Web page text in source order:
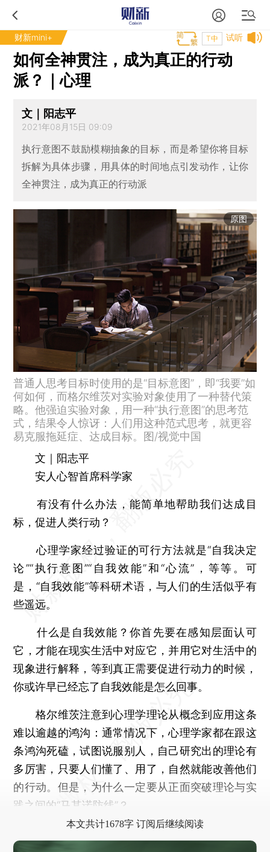
财新mini+ 试听
T中
如何全神贯注，成为真正的行动
派？｜心理
文｜阳志平
2021年08月15日 09:09
执行意图不鼓励模糊抽象的目标，而是希望你将目标
拆解为具体步骤，用具体的时间地点引发动作，让你
全神贯注，成为真正的行动派
原图
普通人思考目标时使用的是“目标意图”，即“我要”如
何如何，而格尔维茨对实验对象使用了一种替代策
略。他强迫实验对象，用一种“执行意图”的思考范
式，结果令人惊讶：人们用这种范式思考，就更容
易克服拖延症、达成目标。图/视觉中国
文｜阳志平
安人心智首席科学家
有没有什么办法，能简单地帮助我们达成目
标，促进人类行动？
心理学家经过验证的可行方法就是“自我决定
论”“执行意图”“自我效能”和“心流”，等等。可
是，“自我效能”等科研术语，与人们的生活似乎有
些遥远。
什么是自我效能？你首先要在感知层面认可
它，才能在现实生活中对应它，并用它对生活中的
现象进行解释，等到真正需要促进行动力的时候，
你或许早已经忘了自我效能是怎么回事。
格尔维茨注意到心理学理论从概念到应用这条
难以逾越的鸿沟：通常情况下，心理学家都在跟这
条鸿沟死磕，试图说服别人，自己研究出的理论有
多厉害，只要人们懂了、用了，自然就能改善他们
的行动。但是，为什么一定要从正面突破理论与实
践之间的“马其诺防线”？
本文共计1678字 订阅后继续阅读